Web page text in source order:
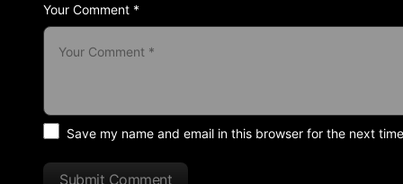
Your Comment *
Save my name and email in this browser for the next
Submit Comment